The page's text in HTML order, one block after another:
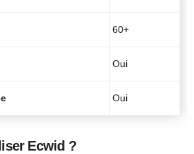
60+
Oui
Oui
Ecwid ?